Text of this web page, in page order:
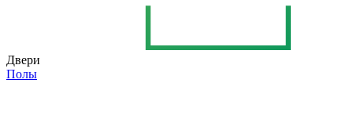
Двери
Полы